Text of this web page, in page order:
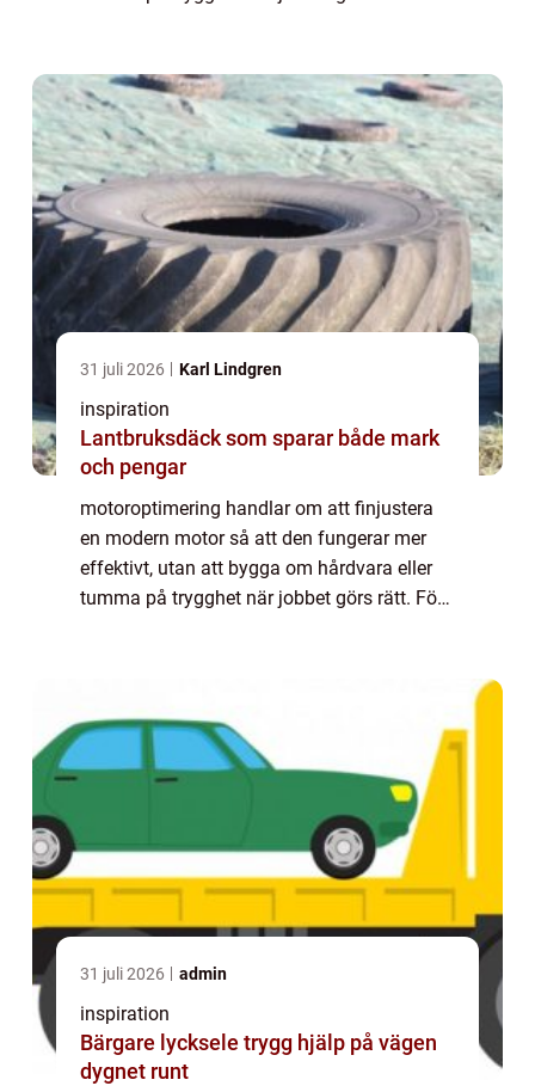
31 juli 2026 Karl Lindgren
inspiration
Lantbruksdäck som sparar både mark
och pengar
motoroptimering handlar om att finjustera
en modern motor så att den fungerar mer
effektivt, utan att bygga om hårdvara eller
tumma på trygghet när jobbet görs rätt. För
31 juli 2026 admin
inspiration
Bärgare lycksele trygg hjälp på vägen
dygnet runt